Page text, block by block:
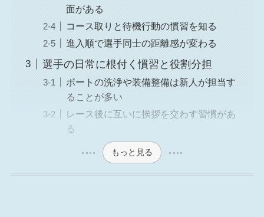
面がある
コース取りと待機行動の慣習を知る
進入順で選手同士の距離感が変わる
選手の日常に根付く慣習と役割分担
ボートの洗浄や装備整備は新人が担当す
ることが多い
レース後に互いに挨拶を交わす習慣があ
る
もっと見る